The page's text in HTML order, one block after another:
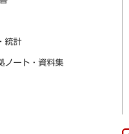
統計
ノート・資料集